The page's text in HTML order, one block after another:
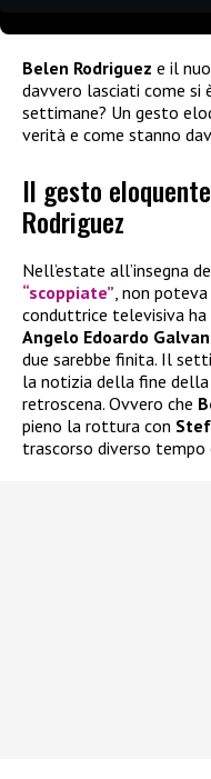
Belen Rodriguez e il
davvero lasciati come si
settimane? Un gesto
verità e come stanno
Il gesto
Rodriguez
Nell’estate all’insegna
“scoppiate”, non poteva
conduttrice televisiva
Angelo Edoardo
due sarebbe finita. Il
la notizia della fine
retroscena. Ovvero che
pieno la rottura con
trascorso diverso tempo